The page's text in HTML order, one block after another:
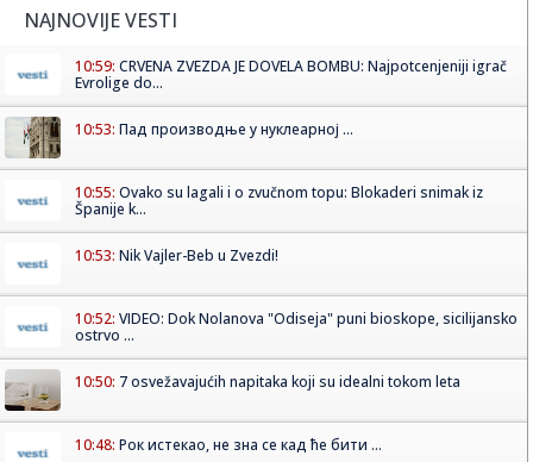
NAJNOVIJE VESTI
10:59: CRVENA ZVEZDA JE DOVELA BOMBU: Najpotcenjeniji igrač
Evrolige do...
10:53: Пад производње у нуклеарној ...
10:55: Ovako su lagali i o zvučnom topu: Blokaderi snimak iz
Španije k...
10:53: Nik Vajler-Beb u Zvezdi!
10:52: VIDEO: Dok Nolanova "Odiseja" puni bioskope, sicilijansko
ostrvo ...
10:50: 7 osvežavajućih napitaka koji su idealni tokom leta
10:48: Рок истекао, не зна се кад ће бити ...